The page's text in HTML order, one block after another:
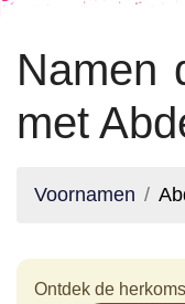
Namen
met
Voornamen
Ontdek de